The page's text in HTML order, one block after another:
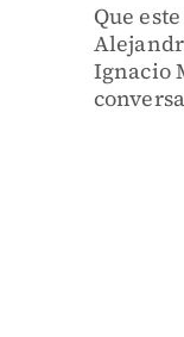
Que
Ignacio